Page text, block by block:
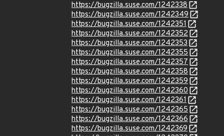
https://bugzilla.suse.com/1242338
https://bugzilla.suse.com/1242349
https://bugzilla.suse.com/1242351
https://bugzilla.suse.com/1242352
https://bugzilla.suse.com/1242353
https://bugzilla.suse.com/1242355
https://bugzilla.suse.com/1242357
https://bugzilla.suse.com/1242358
https://bugzilla.suse.com/1242359
https://bugzilla.suse.com/1242360
https://bugzilla.suse.com/1242361
https://bugzilla.suse.com/1242365
https://bugzilla.suse.com/1242366
https://bugzilla.suse.com/1242369